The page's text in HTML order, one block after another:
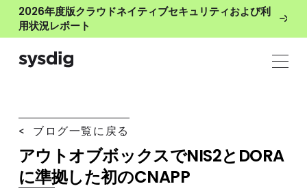
2026年度版クラウドネイティブセキュリティおよび利
用状況レポート
< ブログ一覧に戻る
アウトオブボックスでNIS2とDORA
に準拠した初のCNAPP